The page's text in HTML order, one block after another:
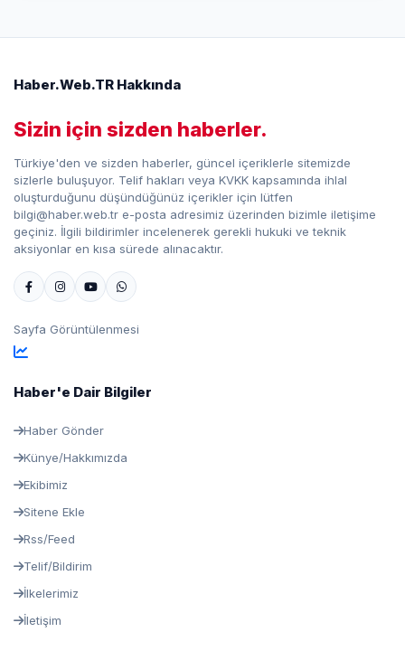
Haber.Web.TR Hakkında
Sizin için sizden haberler.
Türkiye'den ve sizden haberler, güncel içeriklerle sitemizde
sizlerle buluşuyor. Telif hakları veya KVKK kapsamında ihlal
oluşturduğunu düşündüğünüz içerikler için lütfen
bilgi@haber.web.tr e-posta adresimiz üzerinden bizimle iletişime
geçiniz. İlgili bildirimler incelenerek gerekli hukuki ve teknik
aksiyonlar en kısa sürede alınacaktır.
Sayfa Görüntülenmesi
Haber'e Dair Bilgiler
Haber Gönder
Künye/Hakkımızda
Ekibimiz
Sitene Ekle
Rss/Feed
Telif/Bildirim
İlkelerimiz
İletişim